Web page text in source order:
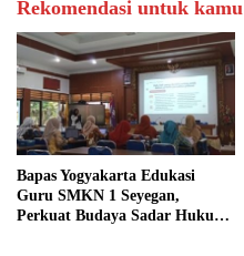
Rekomendasi untuk kamu
Bapas Yogyakarta Edukasi
Guru SMKN 1 Seyegan,
Perkuat Budaya Sadar Hukum